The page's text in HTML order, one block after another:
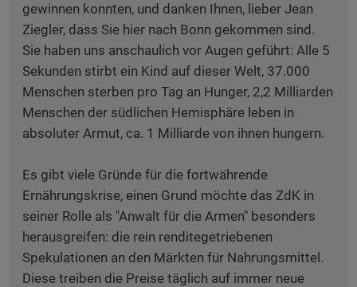
gewinnen konnten, und danken Ihnen, lieber Jean
Ziegler, dass Sie hier nach Bonn gekommen sind.
Sie haben uns anschaulich vor Augen geführt: Alle 5
Sekunden stirbt ein Kind auf dieser Welt, 37.000
Menschen sterben pro Tag an Hunger, 2,2 Milliarden
Menschen der südlichen Hemisphäre leben in
absoluter Armut, ca. 1 Milliarde von ihnen hungern.
Es gibt viele Gründe für die fortwährende
Ernährungskrise, einen Grund möchte das ZdK in
seiner Rolle als "Anwalt für die Armen" besonders
herausgreifen: die rein renditegetriebenen
Spekulationen an den Märkten für Nahrungsmittel.
Diese treiben die Preise täglich auf immer neue